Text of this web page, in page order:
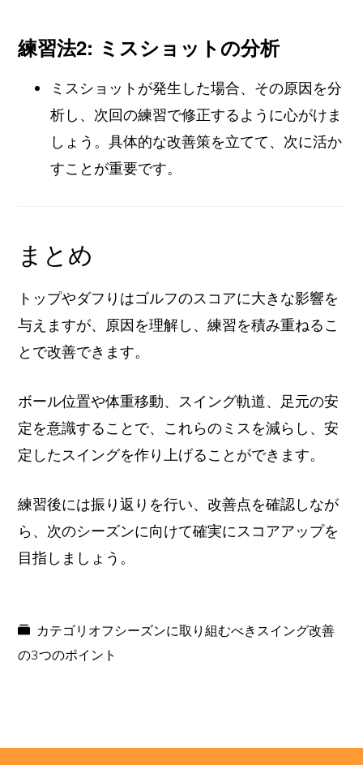
練習法2: ミスショットの分析
ミスショットが発生した場合、その原因を分
析し、次回の練習で修正するように心がけま
しょう。具体的な改善策を立てて、次に活か
すことが重要です。
まとめ
トップやダフりはゴルフのスコアに大きな影響を
与えますが、原因を理解し、練習を積み重ねるこ
とで改善できます。
ボール位置や体重移動、スイング軌道、足元の安
定を意識することで、これらのミスを減らし、安
定したスイングを作り上げることができます。
練習後には振り返りを行い、改善点を確認しなが
ら、次のシーズンに向けて確実にスコアアップを
目指しましょう。
カテゴリ オフシーズンに取り組むべきスイング改善
の3つのポイント